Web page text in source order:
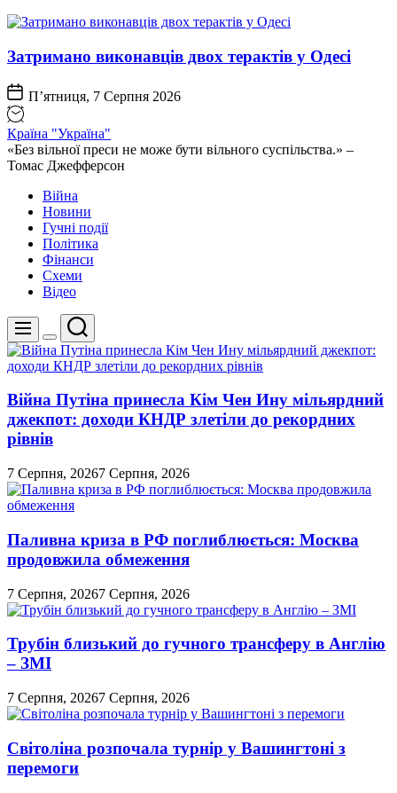
Затримано виконавців двох терактів у Одесі
П’ятниця, 7 Серпня 2026
Країна "Україна"
«Без вільної преси не може бути вільного суспільства.» –
Томас Джефферсон
Війна
Новини
Гучні події
Політика
Фінанси
Схеми
Відео
Меню
Перемикач
кольорового
режиму
Пошук
Війна Путіна принесла Кім Чен Ину мільярдний
джекпот: доходи КНДР злетіли до рекордних
рівнів
7 Серпня, 20267 Серпня, 2026
Паливна криза в РФ поглиблюється: Москва
продовжила обмеження
7 Серпня, 20267 Серпня, 2026
Трубін близький до гучного трансферу в Англію
– ЗМІ
7 Серпня, 20267 Серпня, 2026
Світоліна розпочала турнір у Вашингтоні з
перемоги